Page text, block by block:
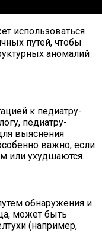
использоваться
путей, чтобы
аномалий
к педиатру-
педиатру-
выяснения
важно, если
или ухудшаются.
обнаружения и
может быть
(например,